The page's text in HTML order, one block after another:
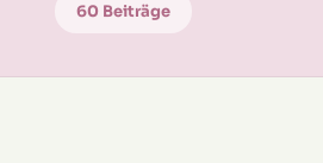
60 Beiträge